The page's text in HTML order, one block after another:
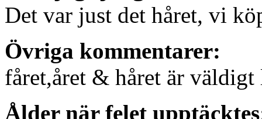
Det var just det håret, vi
Övriga kommentarer:
fåret,året & håret är
Ålder när felet